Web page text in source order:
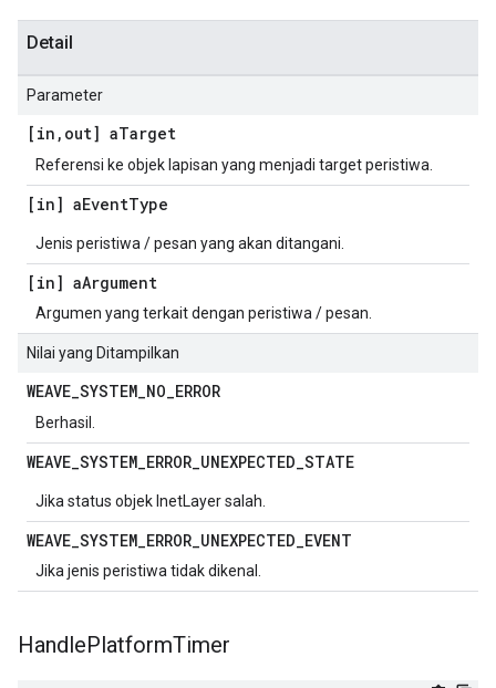
Detail
Parameter
[in , out] aTarget
Referensi ke objek lapisan yang menjadi target peristiwa.
[in] aEventType
Jenis peristiwa / pesan yang akan ditangani.
[in] aArgument
Argumen yang terkait dengan peristiwa / pesan.
Nilai yang Ditampilkan
WEAVE_SYSTEM_NO_ERROR
Berhasil.
WEAVE_SYSTEM_ERROR_UNEXPECTED_STATE
Jika status objek InetLayer salah.
WEAVE_SYSTEM_ERROR_UNEXPECTED_EVENT
Jika jenis peristiwa tidak dikenal.
HandlePlatformTimer